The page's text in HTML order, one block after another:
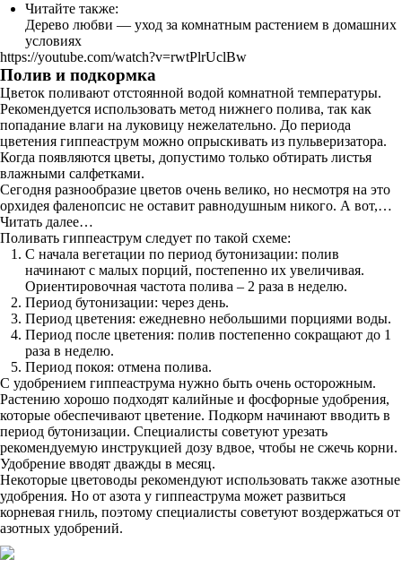
Читайте также:
Дерево любви — уход за комнатным растением в домашних
условиях
https://youtube.com/watch?v=rwtPlrUclBw
Полив и подкормка
Цветок поливают отстоянной водой комнатной температуры.
Рекомендуется использовать метод нижнего полива, так как
попадание влаги на луковицу нежелательно. До периода
цветения гиппеаструм можно опрыскивать из пульверизатора.
Когда появляются цветы, допустимо только обтирать листья
влажными салфетками.
Сегодня разнообразие цветов очень велико, но несмотря на это
орхидея фаленопсис не оставит равнодушным никого. А вот,…
Читать далее…
Поливать гиппеаструм следует по такой схеме:
С начала вегетации по период бутонизации: полив
начинают с малых порций, постепенно их увеличивая.
Ориентировочная частота полива – 2 раза в неделю.
Период бутонизации: через день.
Период цветения: ежедневно небольшими порциями воды.
Период после цветения: полив постепенно сокращают до 1
раза в неделю.
Период покоя: отмена полива.
С удобрением гиппеаструма нужно быть очень осторожным.
Растению хорошо подходят калийные и фосфорные удобрения,
которые обеспечивают цветение. Подкорм начинают вводить в
период бутонизации. Специалисты советуют урезать
рекомендуемую инструкцией дозу вдвое, чтобы не сжечь корни.
Удобрение вводят дважды в месяц.
Некоторые цветоводы рекомендуют использовать также азотные
удобрения. Но от азота у гиппеаструма может развиться
корневая гниль, поэтому специалисты советуют воздержаться от
азотных удобрений.